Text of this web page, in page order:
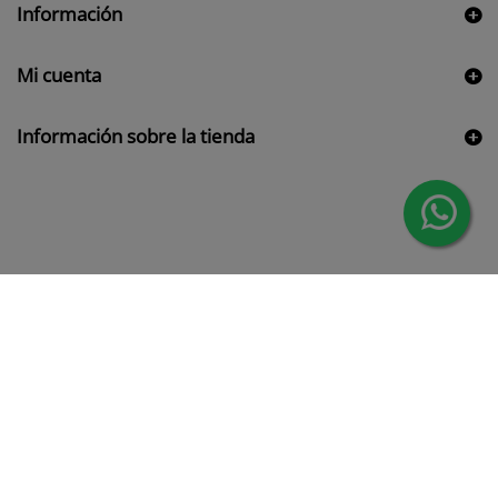
Información
Mi cuenta
Información sobre la tienda